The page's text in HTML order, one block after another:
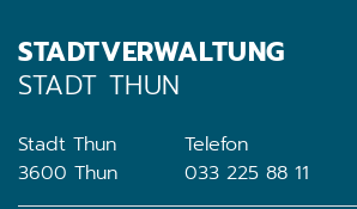
STADTVERWALTUNG
STADT THUN
Stadt Thun
3600 Thun
Telefon
033 225 88 11